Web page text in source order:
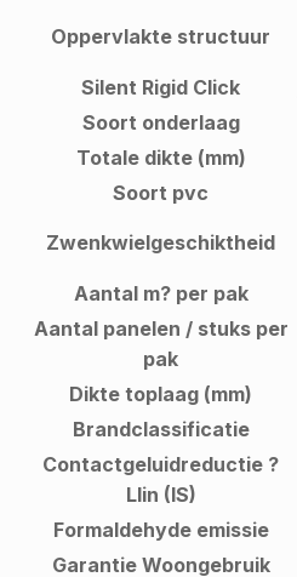
Oppervlakte structuur
Silent Rigid Click
Soort onderlaag
Totale dikte (mm)
Soort pvc
Zwenkwielgeschiktheid
Aantal m? per pak
Aantal panelen / stuks per
pak
Dikte toplaag (mm)
Brandclassificatie
Contactgeluidreductie ?
Llin (IS)
Formaldehyde emissie
Garantie Woongebruik